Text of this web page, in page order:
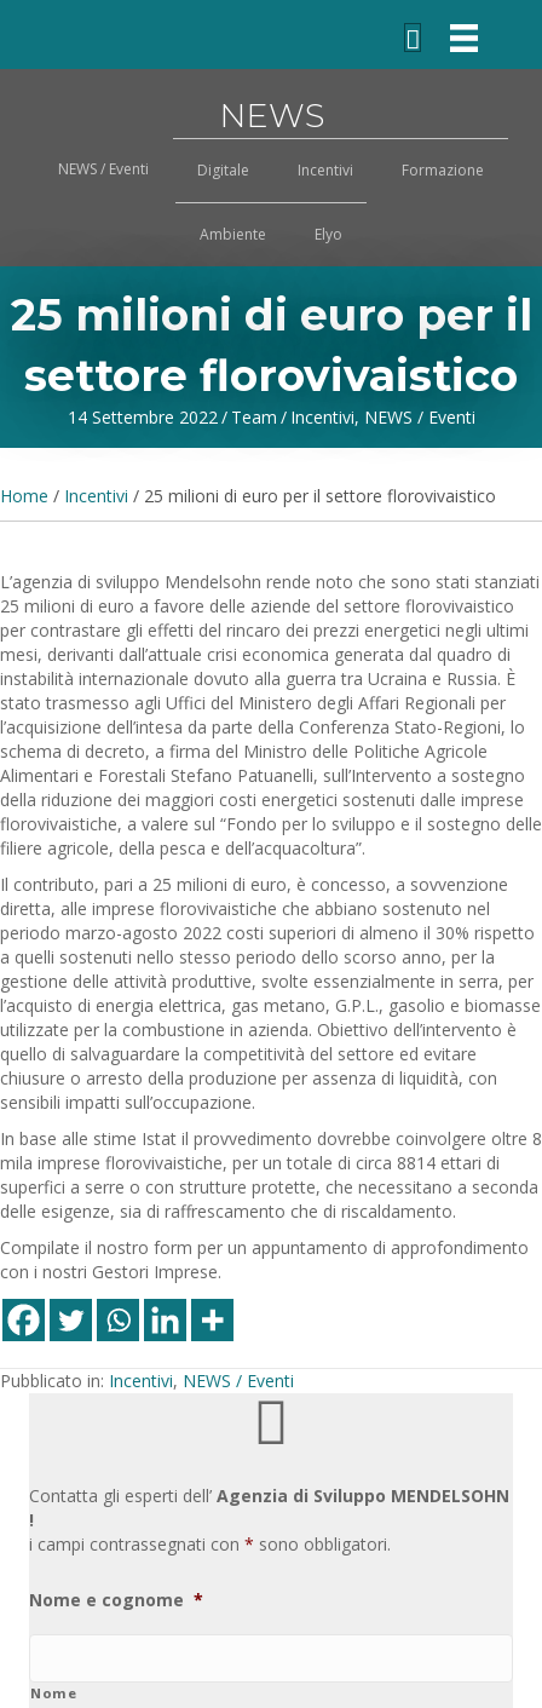
NEWS
NEWS / Eventi Digitale Incentivi Formazione
Ambiente Elyo
25 milioni di euro per il
settore florovivaistico
14 Settembre 2022 / Team / Incentivi, NEWS / Eventi
Home / Incentivi / 25 milioni di euro per il settore florovivaistico
L’agenzia di sviluppo Mendelsohn rende noto che sono stati stanziati
25 milioni di euro a favore delle aziende del settore florovivaistico
per contrastare gli effetti del rincaro dei prezzi energetici negli ultimi
mesi, derivanti dall’attuale crisi economica generata dal quadro di
instabilità internazionale dovuto alla guerra tra Ucraina e Russia. È
stato trasmesso agli Uffici del Ministero degli Affari Regionali per
l’acquisizione dell’intesa da parte della Conferenza Stato-Regioni, lo
schema di decreto, a firma del Ministro delle Politiche Agricole
Alimentari e Forestali Stefano Patuanelli, sull’Intervento a sostegno
della riduzione dei maggiori costi energetici sostenuti dalle imprese
florovivaistiche, a valere sul “Fondo per lo sviluppo e il sostegno delle
filiere agricole, della pesca e dell’acquacoltura”.
Il contributo, pari a 25 milioni di euro, è concesso, a sovvenzione
diretta, alle imprese florovivaistiche che abbiano sostenuto nel
periodo marzo-agosto 2022 costi superiori di almeno il 30% rispetto
a quelli sostenuti nello stesso periodo dello scorso anno, per la
gestione delle attività produttive, svolte essenzialmente in serra, per
l’acquisto di energia elettrica, gas metano, G.P.L., gasolio e biomasse
utilizzate per la combustione in azienda. Obiettivo dell’intervento è
quello di salvaguardare la competitività del settore ed evitare
chiusure o arresto della produzione per assenza di liquidità, con
sensibili impatti sull’occupazione.
In base alle stime Istat il provvedimento dovrebbe coinvolgere oltre 8
mila imprese florovivaistiche, per un totale di circa 8814 ettari di
superfici a serre o con strutture protette, che necessitano a seconda
delle esigenze, sia di raffrescamento che di riscaldamento.
Compilate il nostro form per un appuntamento di approfondimento
con i nostri Gestori Imprese.
Pubblicato in: Incentivi, NEWS / Eventi
Contatta gli esperti dell’ Agenzia di Sviluppo MENDELSOHN
!
i campi contrassegnati con * sono obbligatori.
Nome e cognome *
Nome